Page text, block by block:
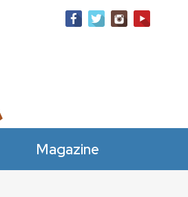
Magazine